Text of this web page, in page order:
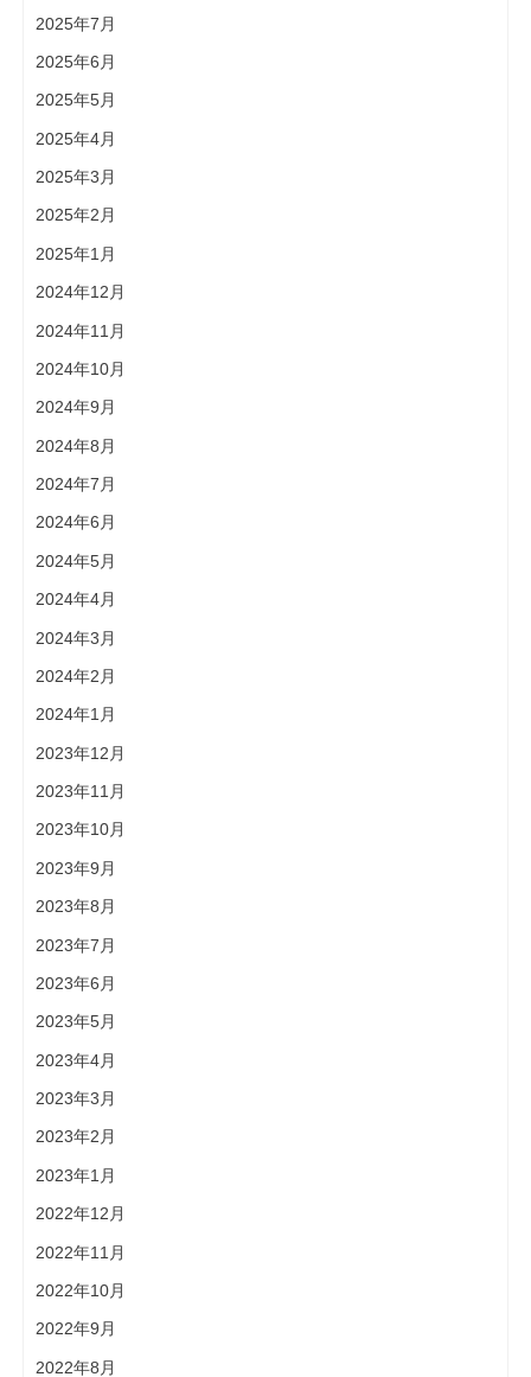
2025年7月
2025年6月
2025年5月
2025年4月
2025年3月
2025年2月
2025年1月
2024年12月
2024年11月
2024年10月
2024年9月
2024年8月
2024年7月
2024年6月
2024年5月
2024年4月
2024年3月
2024年2月
2024年1月
2023年12月
2023年11月
2023年10月
2023年9月
2023年8月
2023年7月
2023年6月
2023年5月
2023年4月
2023年3月
2023年2月
2023年1月
2022年12月
2022年11月
2022年10月
2022年9月
2022年8月